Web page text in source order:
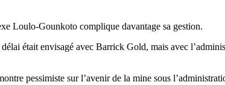
Loulo-Gounkoto complique davantage sa gestion.
était envisagé avec Barrick Gold, mais avec
pessimiste sur l’avenir de la mine sous